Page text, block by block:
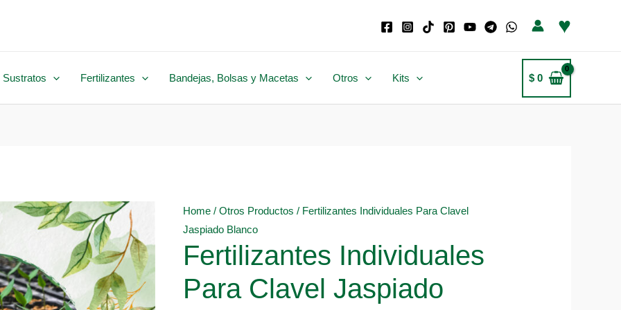
♥
Sustratos Fertilizantes Bandejas, Bolsas y Macetas Otros Kits $0
Home / Otros Productos / Fertilizantes Individuales Para Clavel
Jaspiado Blanco
Fertilizantes Individuales
Para Clavel Jaspiado